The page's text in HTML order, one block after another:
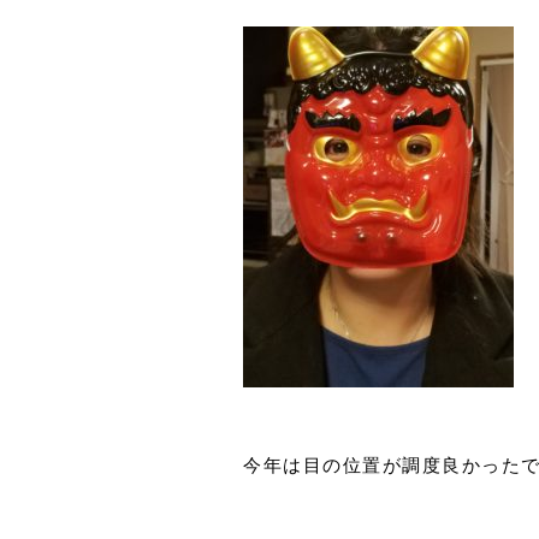
今年は目の位置が調度良かった